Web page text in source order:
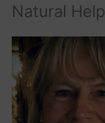
Natural Help